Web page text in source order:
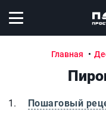
Открыть меню
Главная
Пошаговый